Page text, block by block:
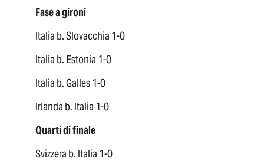
Fase a gironi
Italia b. Slovacchia 1-0
Italia b. Estonia 1-0
Italia b. Galles 1-0
Irlanda b. Italia 1-0
Quarti di finale
Svizzera b. Italia 1-0